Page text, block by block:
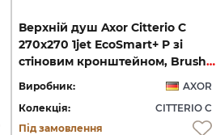
Верхній душ Axor Citterio C
270х270 1jet EcoSmart+ P зі
стіновим кронштейном, Brushed Bronze (28791140)
Виробник:
AXOR
Колекція:
CITTERIO C
Під замовлення